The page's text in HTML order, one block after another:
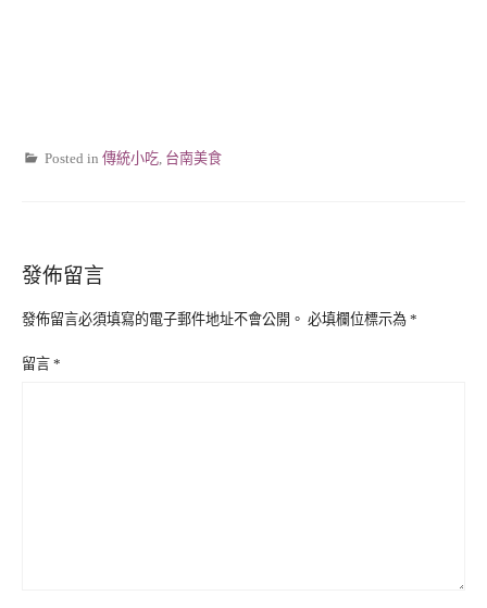
Posted in 傳統小吃 台南美食
發佈留言
發佈留言必須填寫的電子郵件地址不會公開。 必填欄位標示為 *
留言 *